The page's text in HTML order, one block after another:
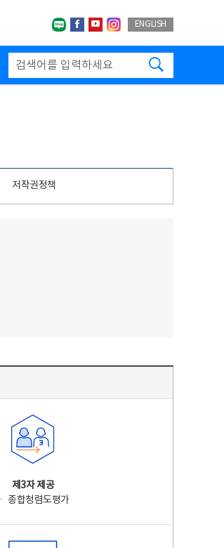
네이버블로그
페이스북
유투브인스타그랩
ENGLISH
저작권정책
제3자 제공
ㆍ 종합청렴도평가